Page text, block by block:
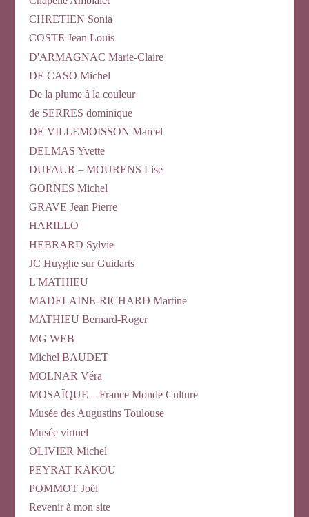
CHRETIEN Sonia
COSTE Jean Louis
D'ARMAGNAC Marie-Claire
DE CASO Michel
De la plume à la couleur
de SERRES dominique
DE VILLEMOISSON Marcel
DELMAS Yvette
DUFAUR – MOURENS Lise
GORNES Michel
GRAVE Jean Pierre
HARILLO
HEBRARD Sylvie
JC Huyghe sur Guidarts
L'MATHIEU
MADELAINE-RICHARD Martine
MATHIEU Bernard-Roger
MG WEB
Michel BAUDET
MOLNAR Véra
MOSAÏQUE – France Monde Culture
Musée des Augustins Toulouse
Musée virtuel
OLIVIER Michel
PEYRAT KAKOU
POMMOT Joël
Revenir à mon site